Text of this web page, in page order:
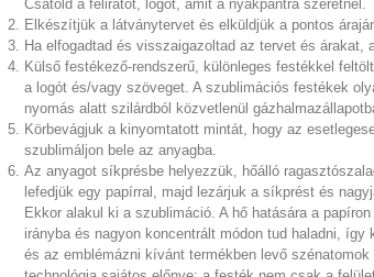
Csatold a feliratot, logót, amit a nyakpántra szeretnél.
Elkészítjük a látványtervet és elküldjük a pontos
Ha elfogadtad és visszaigazoltad az tervet és árakat,
Külső festékező-rendszerű, különleges festékkel
a logót és/vagy szöveget. A szublimációs festékek
nyomás alatt szilárdból közvetlenül
Körbevágjuk a kinyomtatott mintát, hogy az
szublimáljon bele az anyagba.
Az anyagot síkprésbe helyezzük, hőálló
lefedjük egy papírral, majd lezárjuk a síkprést és
Ekkor alakul ki a szublimáció. A hő hatására a
irányba és nagyon koncentrált módon tud haladni,
és az emblémázni kívánt termékben levő